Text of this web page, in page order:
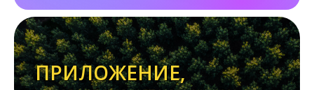
ПРИЛОЖЕНИЕ,